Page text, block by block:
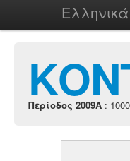
Περίοδος 2009A :